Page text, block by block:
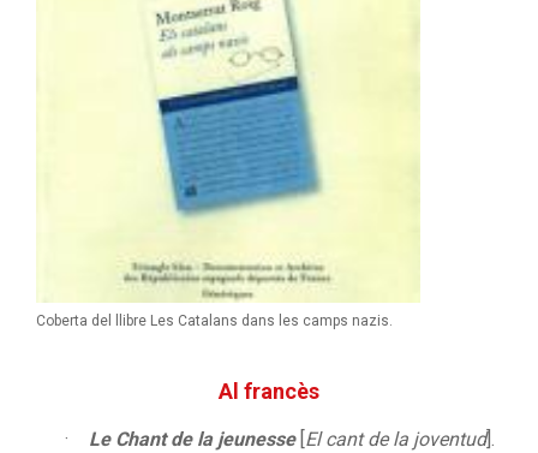
Coberta del llibre Les Catalans dans les camps nazis.
Al francès
Le Chant de la jeunesse [El cant de la joventud].